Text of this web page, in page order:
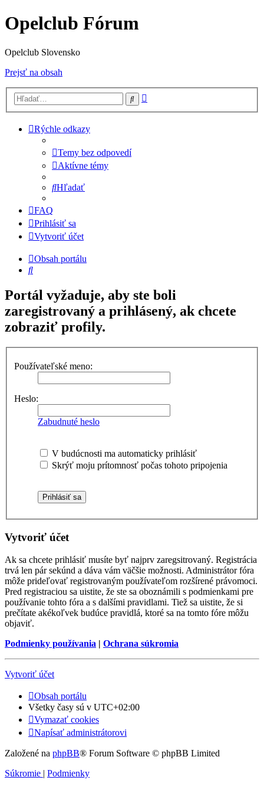
Opelclub Fórum
Opelclub Slovensko
Prejsť na obsah
Hľadať
Rýchle odkazy
Temy bez odpovedí
Aktívne témy
Hľadať
FAQ
Prihlásiť sa
Vytvoriť účet
Obsah portálu
Hľadať
Portál vyžaduje, aby ste boli
zaregistrovaný a prihlásený, ak chcete
zobraziť profily.
Používateľské meno:
Heslo:
Zabudnuté heslo
V budúcnosti ma automaticky prihlásiť
Skrýť moju prítomnosť počas tohoto pripojenia
Vytvoriť účet
Ak sa chcete prihlásiť musíte byť najprv zaregsitrovaný. Registrácia
trvá len pár sekúnd a dáva vám väčšie možnosti. Administrátor fóra
môže prideľovať registrovaným používateľom rozšírené právomoci.
Pred registraciou sa uistite, že ste sa oboznámili s podmienkami pre
používanie tohto fóra a s dalšími pravidlami. Tiež sa uistite, že si
prečítate akékoľvek budúce pravidlá, ktoré sa na tomto fóre môžu
objaviť.
Podmienky používania | Ochrana súkromia
Vytvoriť účet
Obsah portálu
Všetky časy sú v UTC+02:00
Vymazať cookies
Napísať administrátorovi
Založené na phpBB® Forum Software © phpBB Limited
Súkromie | Podmienky